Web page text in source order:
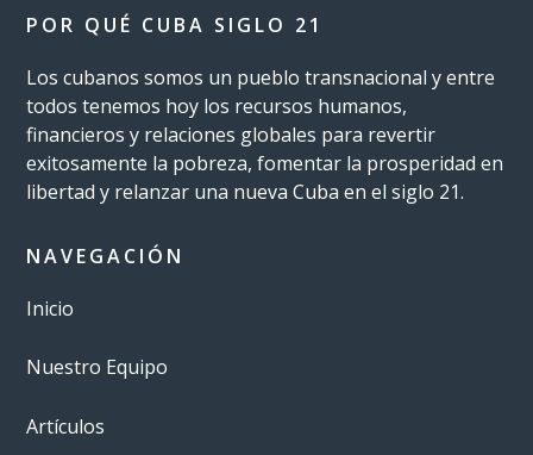
POR QUÉ CUBA SIGLO 21
Los cubanos somos un pueblo transnacional y entre
todos tenemos hoy los recursos humanos,
financieros y relaciones globales para revertir
exitosamente la pobreza, fomentar la prosperidad en
libertad y relanzar una nueva Cuba en el siglo 21.
NAVEGACIÓN
Inicio
Nuestro Equipo
Artículos